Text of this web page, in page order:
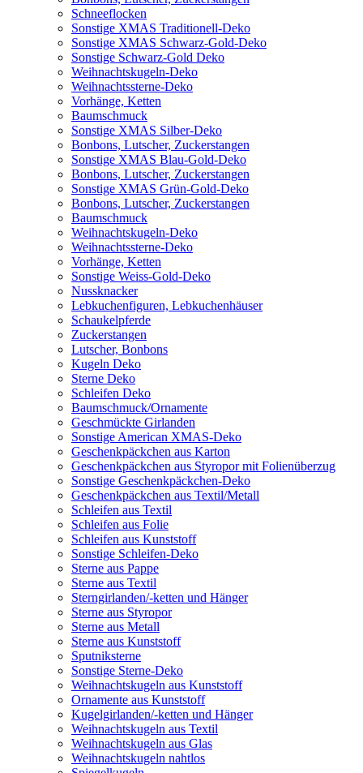
Schneeflocken
Sonstige XMAS Traditionell-Deko
Sonstige XMAS Schwarz-Gold-Deko
Sonstige Schwarz-Gold Deko
Weihnachtskugeln-Deko
Weihnachtssterne-Deko
Vorhänge, Ketten
Baumschmuck
Sonstige XMAS Silber-Deko
Bonbons, Lutscher, Zuckerstangen
Sonstige XMAS Blau-Gold-Deko
Bonbons, Lutscher, Zuckerstangen
Sonstige XMAS Grün-Gold-Deko
Bonbons, Lutscher, Zuckerstangen
Baumschmuck
Weihnachtskugeln-Deko
Weihnachtssterne-Deko
Vorhänge, Ketten
Sonstige Weiss-Gold-Deko
Nussknacker
Lebkuchenfiguren, Lebkuchenhäuser
Schaukelpferde
Zuckerstangen
Lutscher, Bonbons
Kugeln Deko
Sterne Deko
Schleifen Deko
Baumschmuck/Ornamente
Geschmückte Girlanden
Sonstige American XMAS-Deko
Geschenkpäckchen aus Karton
Geschenkpäckchen aus Styropor mit Folienüberzug
Sonstige Geschenkpäckchen-Deko
Geschenkpäckchen aus Textil/Metall
Schleifen aus Textil
Schleifen aus Folie
Schleifen aus Kunststoff
Sonstige Schleifen-Deko
Sterne aus Pappe
Sterne aus Textil
Sterngirlanden/-ketten und Hänger
Sterne aus Styropor
Sterne aus Metall
Sterne aus Kunststoff
Sputniksterne
Sonstige Sterne-Deko
Weihnachtskugeln aus Kunststoff
Ornamente aus Kunststoff
Kugelgirlanden/-ketten und Hänger
Weihnachtskugeln aus Textil
Weihnachtskugeln aus Glas
Weihnachtskugeln nahtlos